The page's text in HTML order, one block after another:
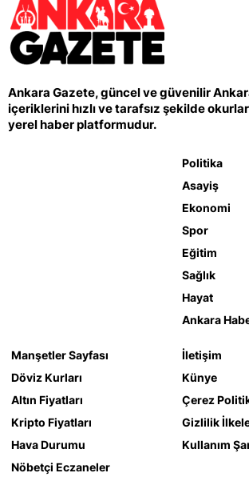
Ankara Gazete, güncel ve güvenilir
içeriklerini hızlı ve tarafsız şekilde
yerel haber platformudur.
Politika
Asayiş
Ekonomi
Spor
Eğitim
Sağlık
Hayat
Ankara
Manşetler Sayfası
Döviz Kurları
Altın Fiyatları
Kripto Fiyatları
Hava Durumu
Nöbetçi Eczaneler
İletişim
Künye
Çerez
Gizlilik
Kullanım